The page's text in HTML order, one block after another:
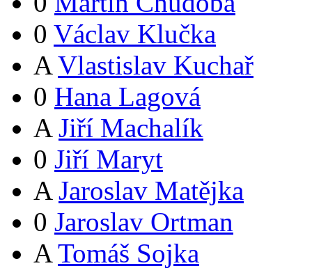
0 Václav Klučka
A Vlastislav Kuchař
0 Hana Lagová
A Jiří Machalík
0 Jiří Maryt
A Jaroslav Matějka
0 Jaroslav Ortman
A Tomáš Sojka